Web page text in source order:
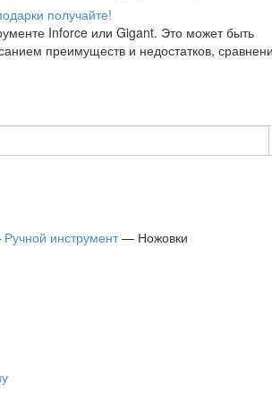
Inforce или Gigant. Это может быть
преимуществ и недостатков,
Ручной инструмент— Ножовки